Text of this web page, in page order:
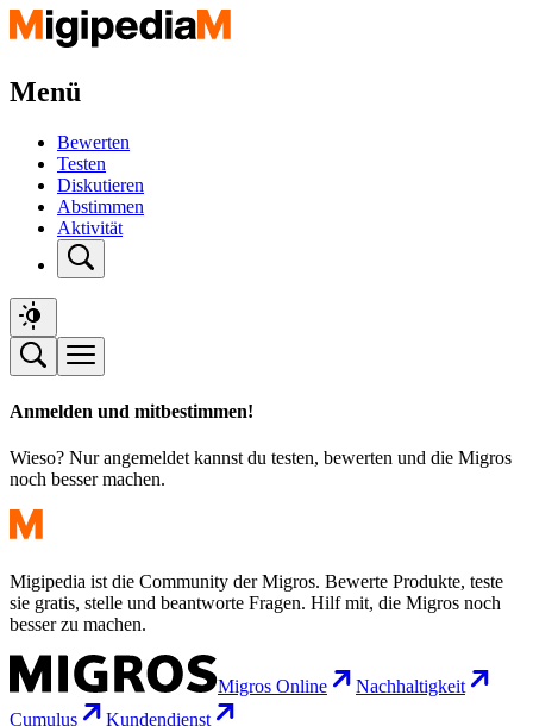
Menü
Bewerten
Testen
Diskutieren
Abstimmen
Aktivität
Anmelden und mitbestimmen!
Wieso? Nur angemeldet kannst du testen, bewerten und die Migros
noch besser machen.
Migipedia ist die Community der Migros. Bewerte Produkte, teste
sie gratis, stelle und beantworte Fragen. Hilf mit, die Migros noch
besser zu machen.
Migros Online
Nachhaltigkeit
Cumulus
Kundendienst